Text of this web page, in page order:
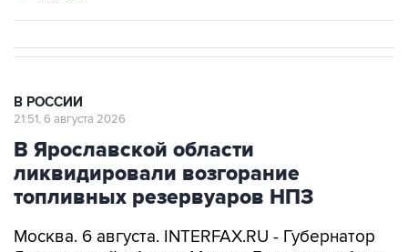
В РОССИИ
21:51, 6 августа 2026
В Ярославской области
ликвидировали возгорание
топливных резервуаров НПЗ
Москва. 6 августа. INTERFAX.RU - Губернатор